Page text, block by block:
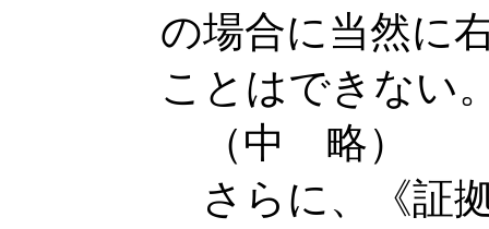
の場合に当然に
ことはできない
（中 略）
さらに、《証